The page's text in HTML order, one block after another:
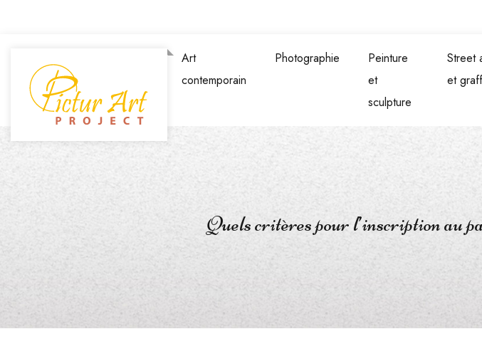
Art
contemporain
Photographie
Peinture
et
sculpture
Street
et
Quels critères pour l’inscription au